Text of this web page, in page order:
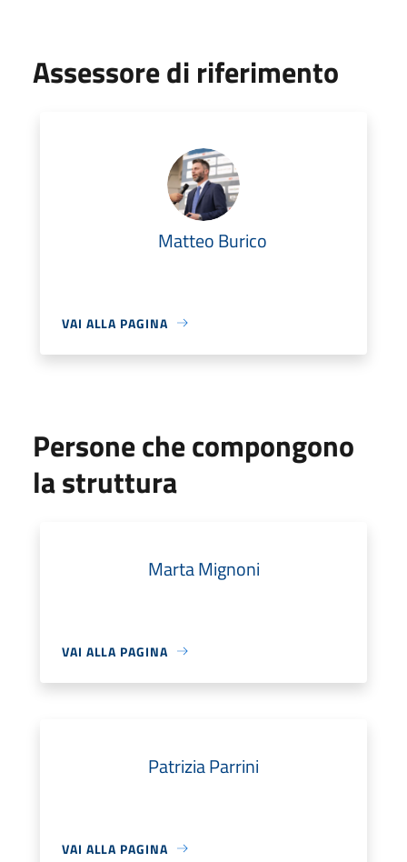
Assessore di riferimento
Matteo Burico
VAI ALLA PAGINA
Persone che compongono
la struttura
Marta Mignoni
VAI ALLA PAGINA
Patrizia Parrini
VAI ALLA PAGINA